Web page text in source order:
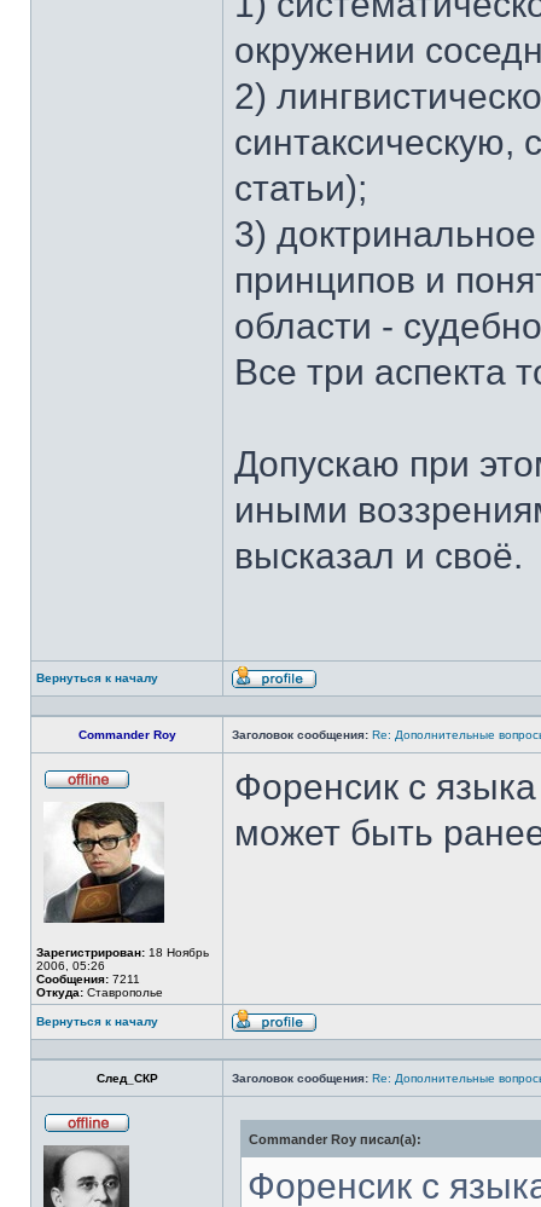
окружении
2)
синтаксическую,
статьи);
3)
принципов и
области -
Все три аспекта
Допускаю при
иными
высказал и своё.
Вернуться к началу
Профиль
Commander Roy Заголовок сообщения: Re: Дополнительные
в
сети
Зарегистрирован: 18 Ноябрь
2006, 05:26
Сообщения: 7211
Откуда: Ставрополье
Форенсик с
может быть
Вернуться к началу
Профиль
След_СКР Заголовок сообщения: Re: Дополнительные
Commander Roy писал(а):
Форенсик с